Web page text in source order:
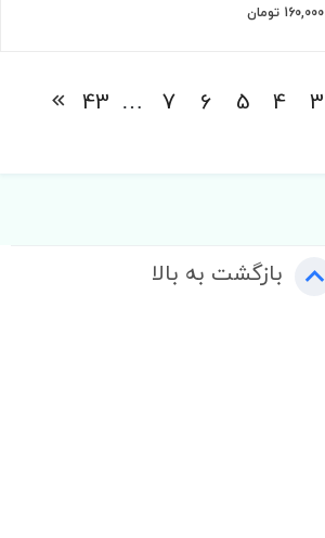
160,000 تومان
3
4
5
6
7
…
43
بازگشت به بالا